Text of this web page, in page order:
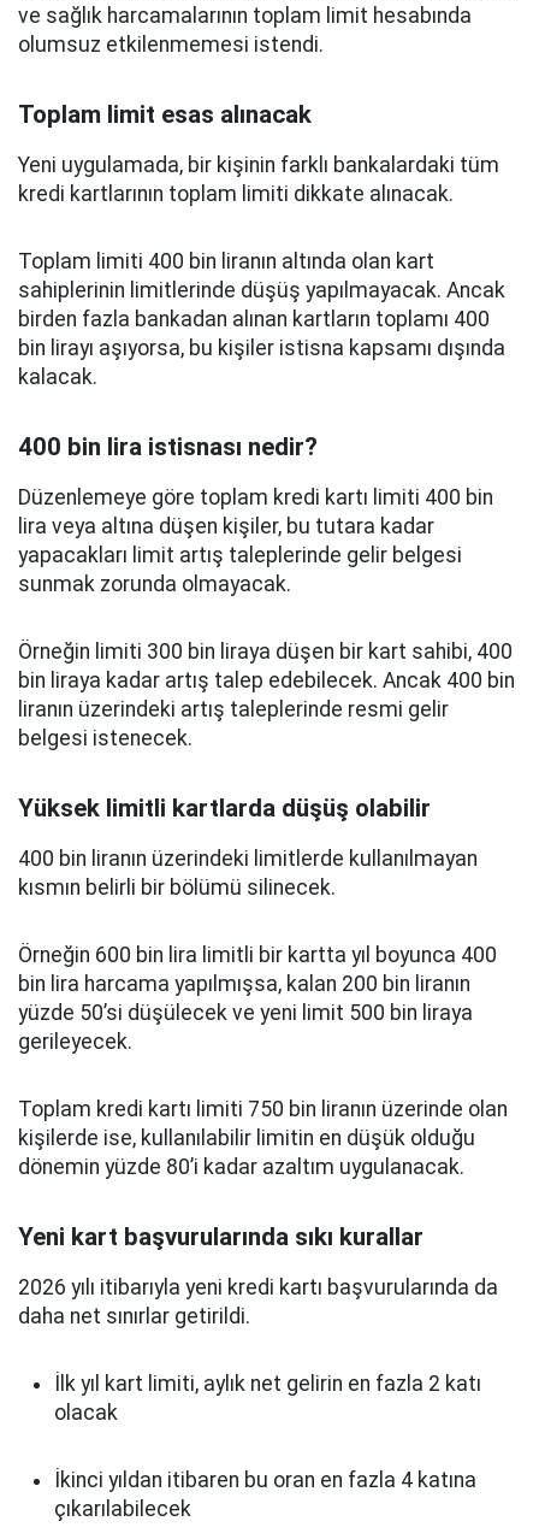
ve sağlık harcamalarının toplam limit hesabında
olumsuz etkilenmemesi istendi.
Toplam limit esas alınacak
Yeni uygulamada, bir kişinin farklı bankalardaki tüm
kredi kartlarının toplam limiti dikkate alınacak.
Toplam limiti 400 bin liranın altında olan kart
sahiplerinin limitlerinde düşüş yapılmayacak. Ancak
birden fazla bankadan alınan kartların toplamı 400
bin lirayı aşıyorsa, bu kişiler istisna kapsamı dışında
kalacak.
400 bin lira istisnası nedir?
Düzenlemeye göre toplam kredi kartı limiti 400 bin
lira veya altına düşen kişiler, bu tutara kadar
yapacakları limit artış taleplerinde gelir belgesi
sunmak zorunda olmayacak.
Örneğin limiti 300 bin liraya düşen bir kart sahibi, 400
bin liraya kadar artış talep edebilecek. Ancak 400 bin
liranın üzerindeki artış taleplerinde resmi gelir
belgesi istenecek.
Yüksek limitli kartlarda düşüş olabilir
400 bin liranın üzerindeki limitlerde kullanılmayan
kısmın belirli bir bölümü silinecek.
Örneğin 600 bin lira limitli bir kartta yıl boyunca 400
bin lira harcama yapılmışsa, kalan 200 bin liranın
yüzde 50’si düşülecek ve yeni limit 500 bin liraya
gerileyecek.
Toplam kredi kartı limiti 750 bin liranın üzerinde olan
kişilerde ise, kullanılabilir limitin en düşük olduğu
dönemin yüzde 80’i kadar azaltım uygulanacak.
Yeni kart başvurularında sıkı kurallar
2026 yılı itibarıyla yeni kredi kartı başvurularında da
daha net sınırlar getirildi.
İlk yıl kart limiti, aylık net gelirin en fazla 2 katı
olacak
İkinci yıldan itibaren bu oran en fazla 4 katına
çıkarılabilecek